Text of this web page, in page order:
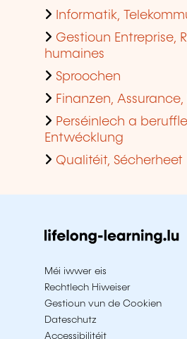
Informatik,
Gestioun Entreprise,
humaines
Sproochen
Finanzen, Assurance,
Perséinlech a
Entwécklung
Qualitéit, Sécherheet
Méi iwwer eis
Rechtlech Hiweiser
Gestioun vun de Cookien
Dateschutz
Accessibilitéit